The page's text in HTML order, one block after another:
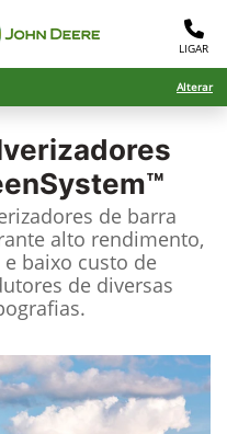
LIGAR
Alterar
de barra
alto rendimento,
baixo custo de
de diversas